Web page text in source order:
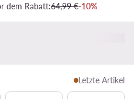
dem Rabatt:64,99 €-10%
Letzte Artikel